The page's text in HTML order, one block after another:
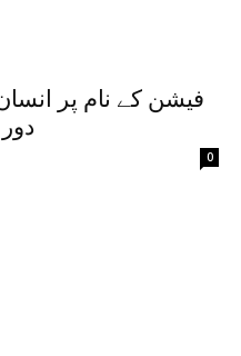
فیشن کے نام پر
0